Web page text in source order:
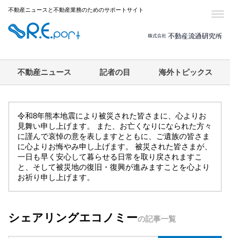
不動産ニュースと不動産業務のためのサポートサイト
不動産ニュース 記者の目 海外トピックス
令和8年熊本地震により被災された皆さまに、心よりお
見舞い申し上げます。 また、お亡くなりになられた方々
に謹んで哀悼の意を表しますとともに、ご遺族の皆さま
に心よりお悔やみ申し上げます。 被災された皆さまが、
一日も早く安心して暮らせる日常を取り戻されますこ
と、そして被災地の復旧・復興が進みますことを心より
お祈り申し上げます。
シェアリングエコノミーの記事一覧